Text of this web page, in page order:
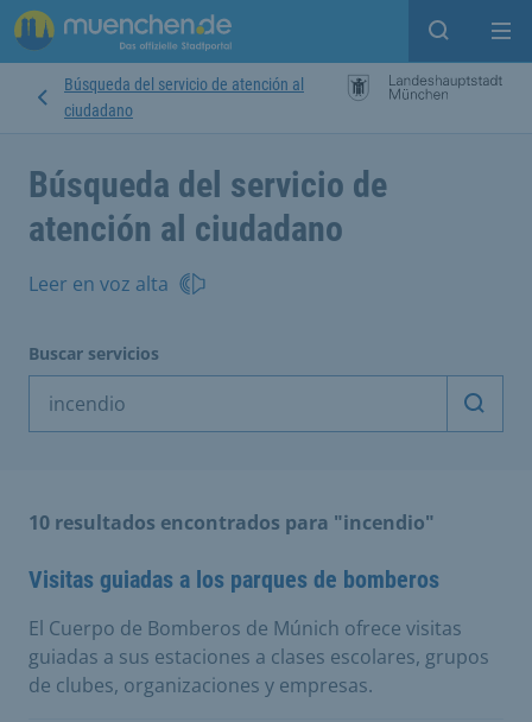
Open
Búsqueda del servicio de atención al
ciudadano
Búsqueda del servicio de
atención al ciudadano
Leer en voz alta
Buscar servicios
10 resultados encontrados para "incendio"
Visitas guiadas a los parques de bomberos
El Cuerpo de Bomberos de Múnich ofrece visitas
guiadas a sus estaciones a clases escolares, grupos
de clubes, organizaciones y empresas.